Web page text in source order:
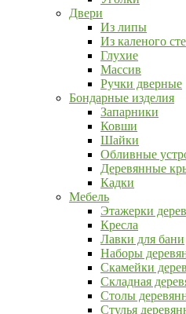
Двери
Из липы
Из каленого
Глухие
Массив
Ручки дверные
Бондарные изделия
Запарники
Ковши
Шайки
Обливные
Деревянные
Кадки
Мебель
Этажерки
Кресла
Лавки для бани
Наборы
Скамейки
Складная
Столы
Стулья